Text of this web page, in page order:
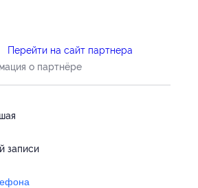
Перейти на сайт партнера
о партнёре
записи
2)